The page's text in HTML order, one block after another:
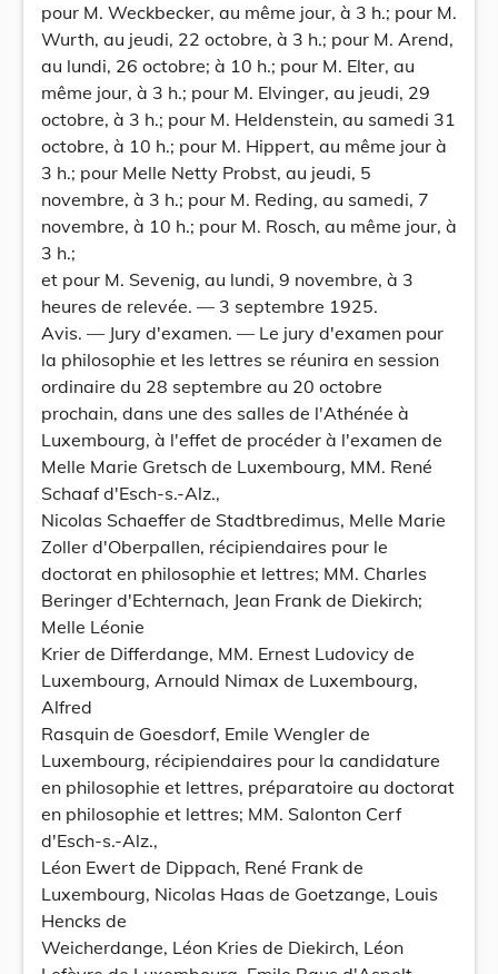
pour M. Weckbecker, au même jour, à 3 h.; pour M.
Wurth, au jeudi, 22 octobre, à 3 h.; pour M. Arend,
au lundi, 26 octobre; à 10 h.; pour M. Elter, au
même jour, à 3 h.; pour M. Elvinger, au jeudi, 29
octobre, à 3 h.; pour M. Heldenstein, au samedi 31
octobre, à 10 h.; pour M. Hippert, au même jour à
3 h.; pour Melle Netty Probst, au jeudi, 5
novembre, à 3 h.; pour M. Reding, au samedi, 7
novembre, à 10 h.; pour M. Rosch, au même jour, à
3 h.;
et pour M. Sevenig, au lundi, 9 novembre, à 3
heures de relevée. — 3 septembre 1925.
Avis. — Jury d'examen. — Le jury d'examen pour
la philosophie et les lettres se réunira en session
ordinaire du 28 septembre au 20 octobre
prochain, dans une des salles de l'Athénée à
Luxembourg, à l'effet de procéder à l'examen de
Melle Marie Gretsch de Luxembourg, MM. René
Schaaf d'Esch-s.-Alz.,
Nicolas Schaeffer de Stadtbredimus, Melle Marie
Zoller d'Oberpallen, récipiendaires pour le
doctorat en philosophie et lettres; MM. Charles
Beringer d'Echternach, Jean Frank de Diekirch;
Melle Léonie
Krier de Differdange, MM. Ernest Ludovicy de
Luxembourg, Arnould Nimax de Luxembourg,
Alfred
Rasquin de Goesdorf, Emile Wengler de
Luxembourg, récipiendaires pour la candidature
en philosophie et lettres, préparatoire au doctorat
en philosophie et lettres; MM. Salonton Cerf
d'Esch-s.-Alz.,
Léon Ewert de Dippach, René Frank de
Luxembourg, Nicolas Haas de Goetzange, Louis
Hencks de
Weicherdange, Léon Kries de Diekirch, Léon